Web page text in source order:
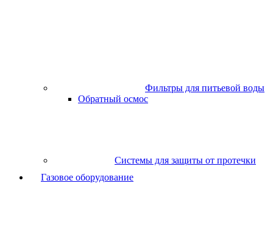
Фильтры для питьевой воды
Обратный осмос
Системы для защиты от протечки
Газовое оборудование